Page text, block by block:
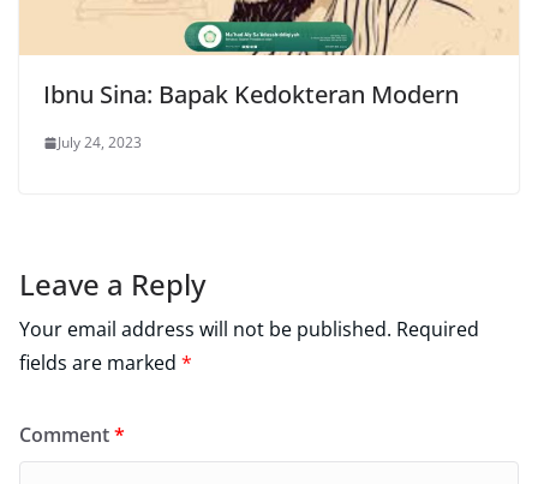
Ibnu Sina: Bapak Kedokteran Modern
July 24, 2023
Leave a Reply
Your email address will not be published. Required
fields are marked *
Comment*